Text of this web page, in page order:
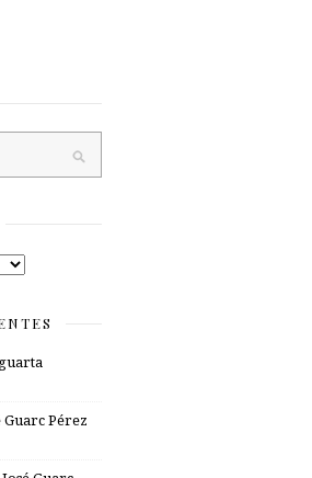
Guarc Pérez